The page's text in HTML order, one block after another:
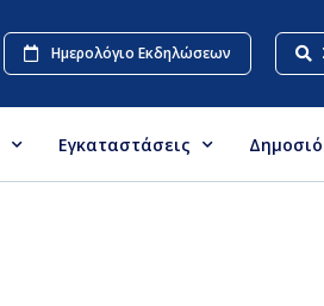
Ημερολόγιο Εκδηλώσεων
Εγκαταστάσεις